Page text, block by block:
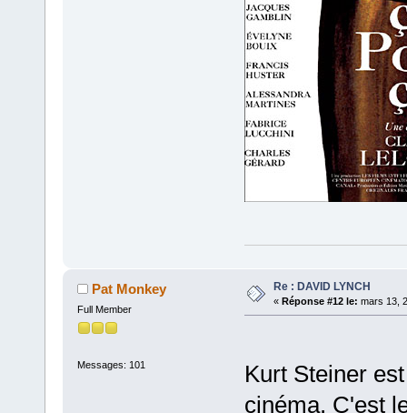
Pat Monkey
Full Member
Messages: 101
Re : DAVID LYNCH
« Réponse #12 le: mars 13,
Kurt Steiner
cinéma. C'est